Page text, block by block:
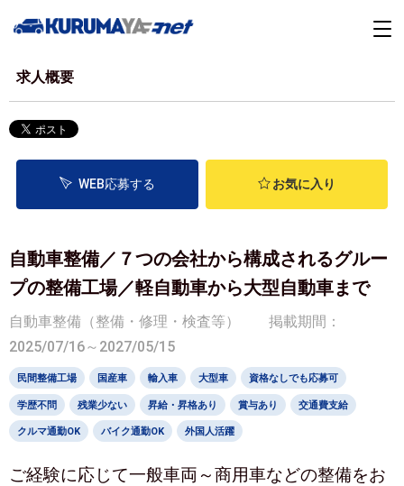
求人概要
WEB応募する お気に入り
自動車整備／７つの会社から構成されるグルー
プの整備工場／軽自動車から大型自動車まで
自動車整備（整備・修理・検査等）
掲載期間：
2025/07/16～2027/05/15
民間整備工場 国産車 輸入車 大型車 資格なしでも応募可
学歴不問 残業少ない 昇給・昇格あり 賞与あり 交通費支給
クルマ通勤OK バイク通勤OK 外国人活躍
ご経験に応じて一般車両～商用車などの整備をお